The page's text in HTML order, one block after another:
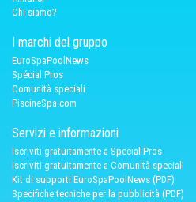
Chi siamo?
I marchi del gruppo
EuroSpaPoolNews
Spécial Pros
Comunità speciali
PiscineSpa.com
Servizi e informazioni
Iscriviti gratuitamente a Special Pros
Iscriviti gratuitamente a Comunità speciali
Kit di supporti EuroSpaPoolNews (PDF)
Specifiche tecniche per la pubblicità (PDF)